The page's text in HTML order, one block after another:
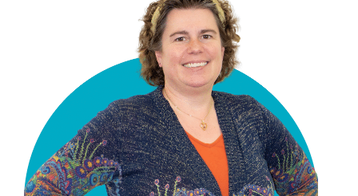
0302543054